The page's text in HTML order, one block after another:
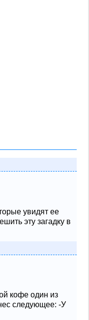
увидят ее
эту загадку в
кофе один из
следующее: -У